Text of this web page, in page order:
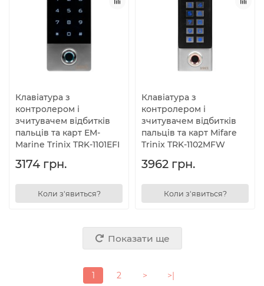
Клавіатура з
контролером і
зчитувачем відбитків
пальців та карт EM-
Marine Trinix TRK-1101EFI
3174 грн.
Коли з'явиться?
Клавіатура з
контролером і
зчитувачем відбитків
пальців та карт Mifare
Trinix TRK-1102MFW
3962 грн.
Коли з'явиться?
Показати ще
1 2 > >|